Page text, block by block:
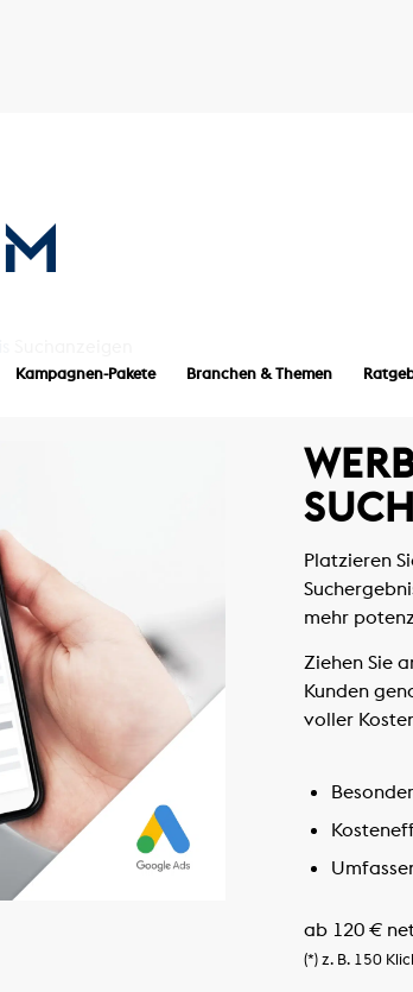
Kampagnen-Pakete Branchen & Themen
Platzieren
mehr
Ziehen Sie
Kunden
voller
ab 120 €
(*) z. B. 150